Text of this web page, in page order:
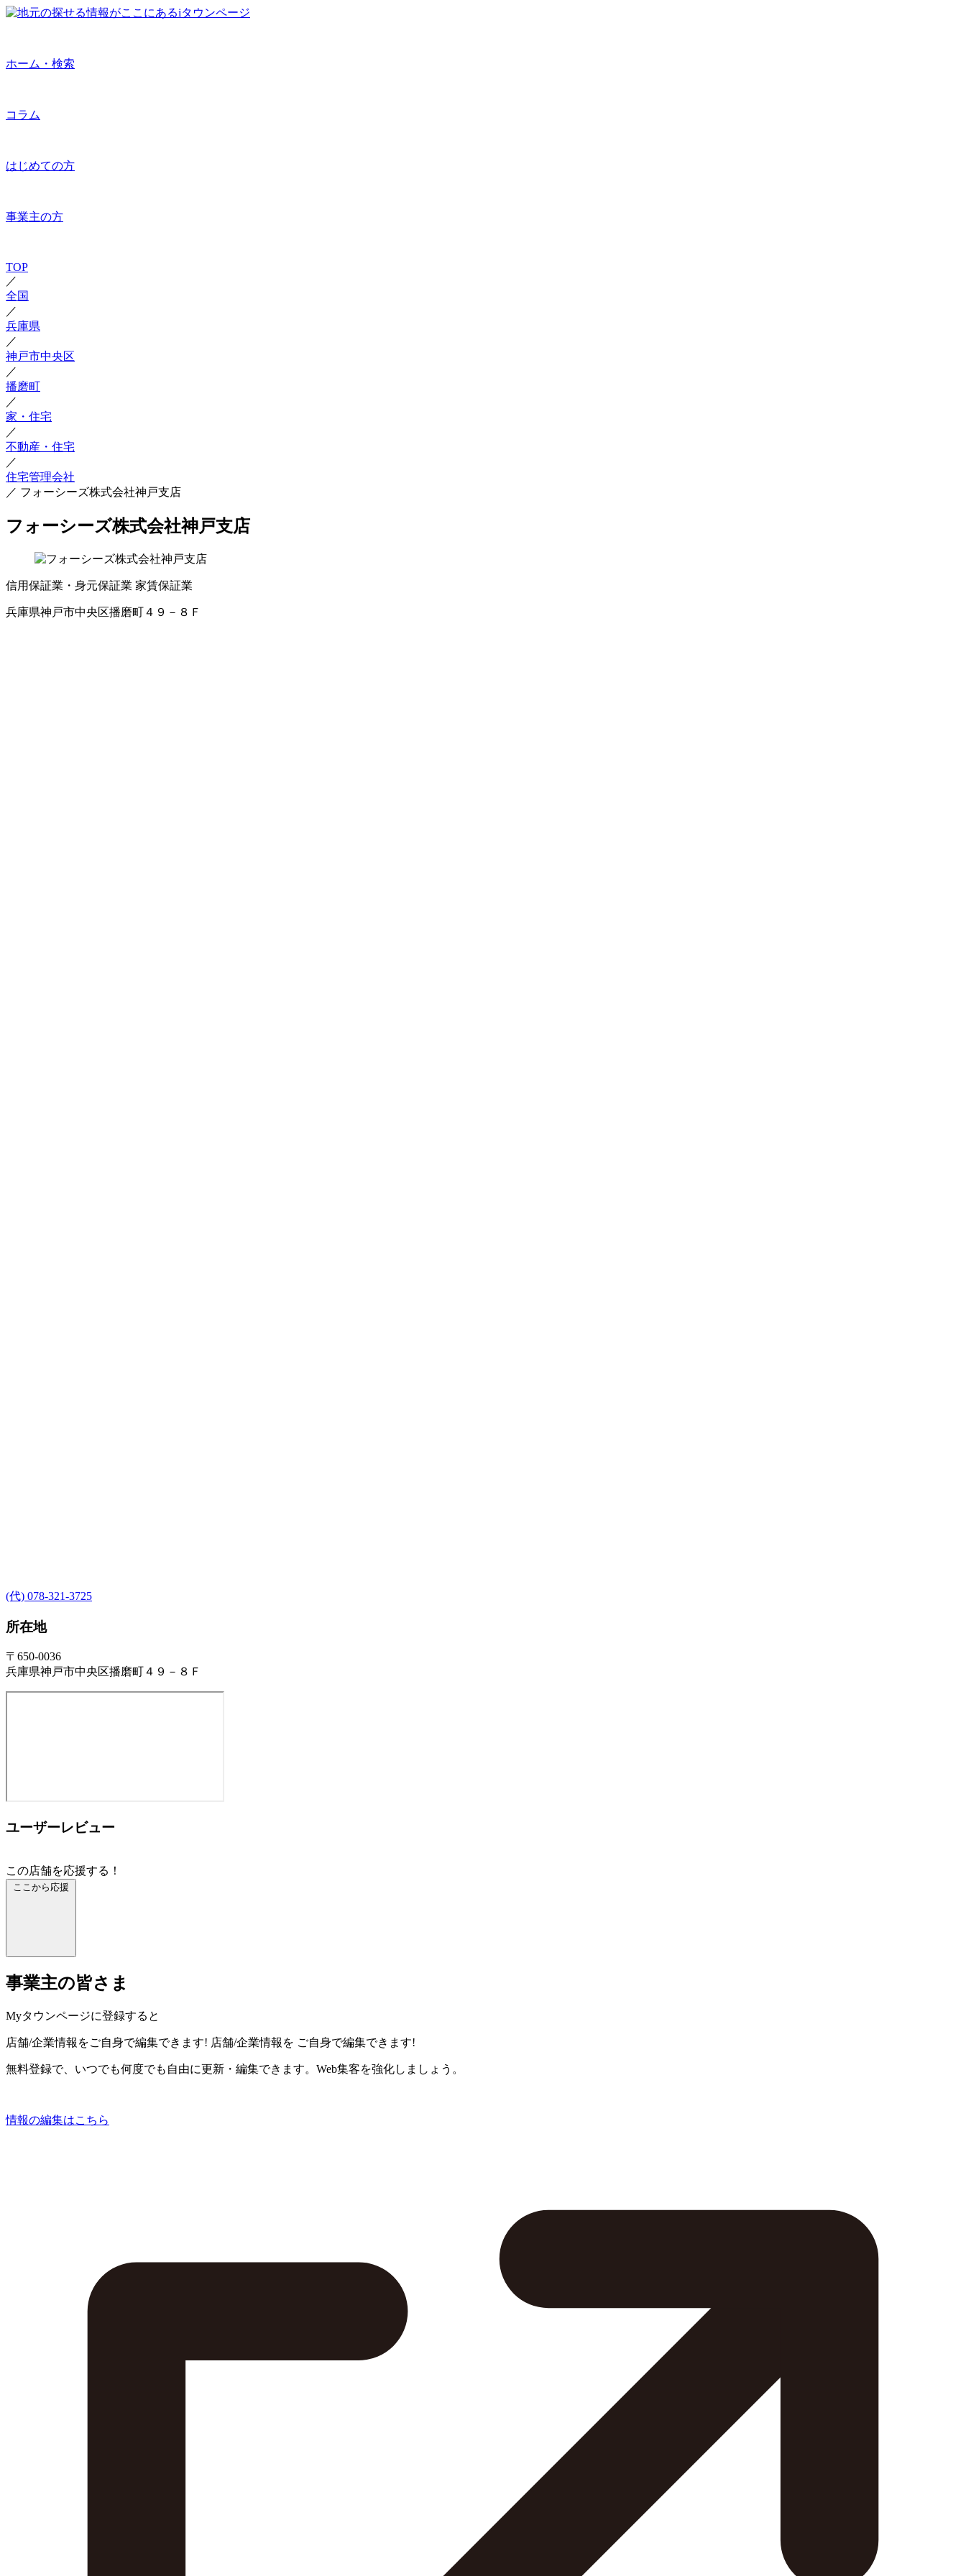
ホーム・検索
コラム
はじめての方
事業主の方
TOP
／
全国
／
兵庫県
／
神戸市中央区
／
播磨町
／
家・住宅
／
不動産・住宅
／
住宅管理会社
／ フォーシーズ株式会社神戸支店
フォーシーズ株式会社神戸支店
信用保証業・身元保証業 家賃保証業
兵庫県神戸市中央区播磨町４９－８Ｆ
(代) 078-321-3725
所在地
〒650-0036
兵庫県神戸市中央区播磨町４９－８Ｆ
ユーザーレビュー
この店舗を応援する！
ここから応援
事業主の皆さま
Myタウンページに登録すると
店舗/企業情報をご自身で編集できます! 店舗/企業情報を ご自身で編集できます!
無料登録で、いつでも何度でも自由に更新・編集できます。Web集客を強化しましょう。
情報の編集はこちら